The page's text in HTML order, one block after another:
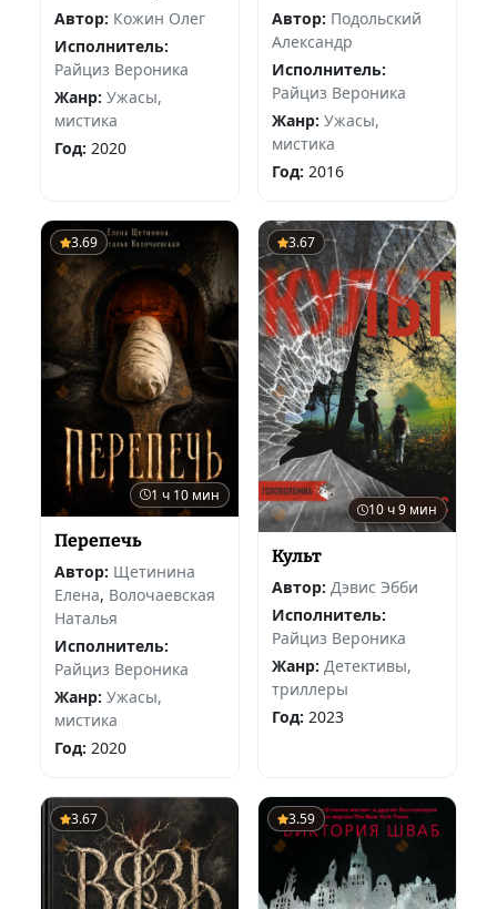
Автор: Кожин Олег
Исполнитель:
Райциз Вероника
Жанр: Ужасы,
мистика
Год: 2020
Автор: Подольский
Александр
Исполнитель:
Райциз Вероника
Жанр: Ужасы,
мистика
Год: 2016
3.69
1 ч 10 мин
Перепечь
Автор: Щетинина
Елена, Волочаевская
Наталья
Исполнитель:
Райциз Вероника
Жанр: Ужасы,
мистика
Год: 2020
3.67
10 ч 9 мин
Культ
Автор: Дэвис Эбби
Исполнитель:
Райциз Вероника
Жанр: Детективы,
триллеры
Год: 2023
3.67 3.59